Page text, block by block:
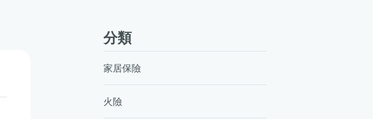
分類
家居保險
火險